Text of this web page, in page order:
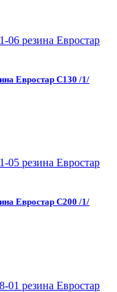
Евростар С130 /1/
Евростар С200 /1/